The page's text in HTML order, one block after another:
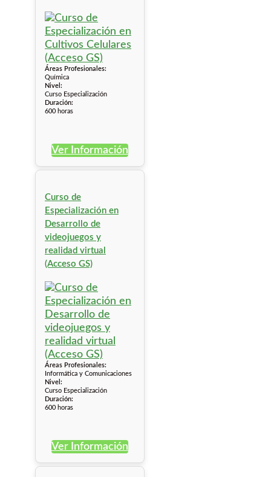
Áreas Profesionales:
Química
Nivel:
Curso Especialización
Duración:
600 horas
Ver Información
Curso de
Especialización en
Desarrollo de
videojuegos y
realidad virtual
(Acceso GS)
Áreas Profesionales:
Informática y Comunicaciones
Nivel:
Curso Especialización
Duración:
600 horas
Ver Información